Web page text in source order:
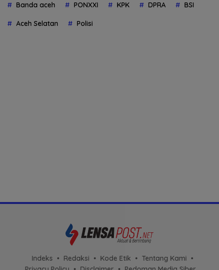
Banda aceh PONXXI KPK DPRA BSI
Aceh Selatan Polisi
Indeks Redaksi Kode Etik
Tentang Kami